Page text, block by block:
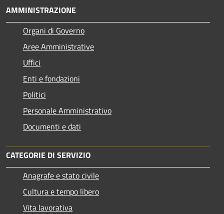
AMMINISTRAZIONE
Organi di Governo
Aree Amministrative
Uffici
Enti e fondazioni
Politici
Personale Amministrativo
Documenti e dati
CATEGORIE DI SERVIZIO
Anagrafe e stato civile
Cultura e tempo libero
Vita lavorativa